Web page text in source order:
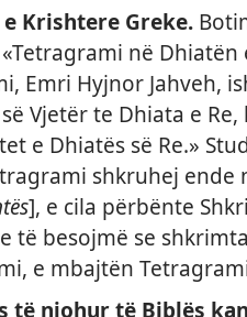
Krishtere Greke.
në Dhiatën
Emri Hyjnor Jahveh,
Vjetër te Dhiata e
e Dhiatës së Re.»
shkruhej ende
], e cila përbënte
të besojmë se
e mbajtën
të njohur të Biblës